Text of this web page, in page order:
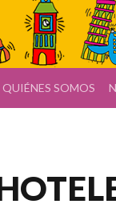
QUIÉNES SOMOS